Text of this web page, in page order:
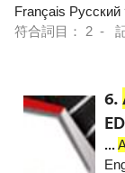
Français Pусский
符合詞目： 2 -
6.
...